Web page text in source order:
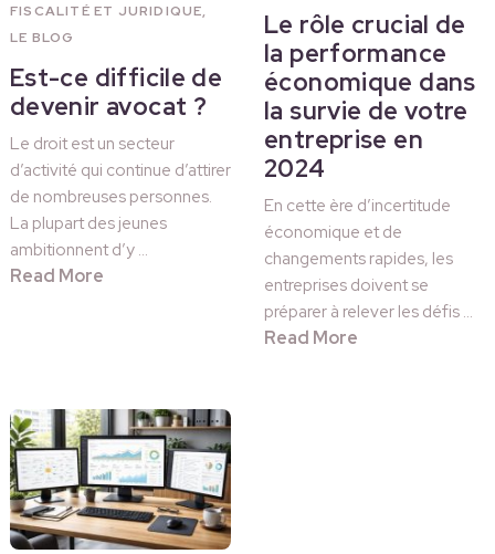
FISCALITÉ ET JURIDIQUE,
LE BLOG
Est-ce difficile de
devenir avocat ?
Le droit est un secteur
d’activité qui continue d’attirer
de nombreuses personnes.
La plupart des jeunes
ambitionnent d’y …
Read More
Le rôle crucial de
la performance
économique dans
la survie de votre
entreprise en
2024
En cette ère d’incertitude
économique et de
changements rapides, les
entreprises doivent se
préparer à relever les défis …
Read More